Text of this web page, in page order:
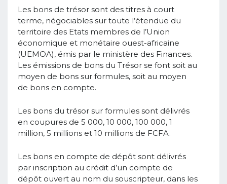
Les bons de trésor sont des titres à court
terme, négociables sur toute l’étendue du
territoire des Etats membres de l’Union
économique et monétaire ouest-africaine
(UEMOA), émis par le ministère des Finances.
Les émissions de bons du Trésor se font soit au
moyen de bons sur formules, soit au moyen
de bons en compte.
Les bons du trésor sur formules sont délivrés
en coupures de 5 000, 10 000, 100 000, 1
million, 5 millions et 10 millions de FCFA.
Les bons en compte de dépôt sont délivrés
par inscription au crédit d’un compte de
dépôt ouvert au nom du souscripteur, dans les